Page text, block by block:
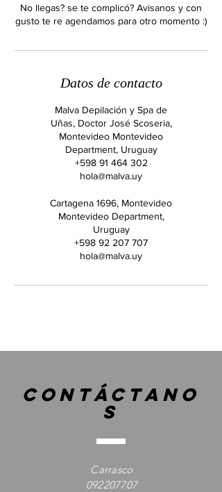
No llegas? se te complicó? Avisanos y con
gusto te re agendamos para otro momento :)
Datos de contacto
Malva Depilación y Spa de
Uñas, Doctor José Scoseria,
Montevideo Montevideo
Department, Uruguay
+598 91 464 302
hola@malva.uy
Cartagena 1696, Montevideo
Montevideo Department,
Uruguay
+598 92 207 707
hola@malva.uy
contáctano
s
Carrasco
092207707